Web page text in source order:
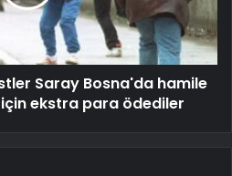
Saray Bosna'da hamile
için ekstra para ödediler